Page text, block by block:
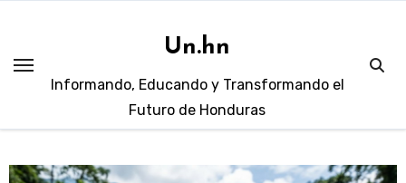
content
Un.hn
Informando, Educando y Transformando el
Futuro de Honduras